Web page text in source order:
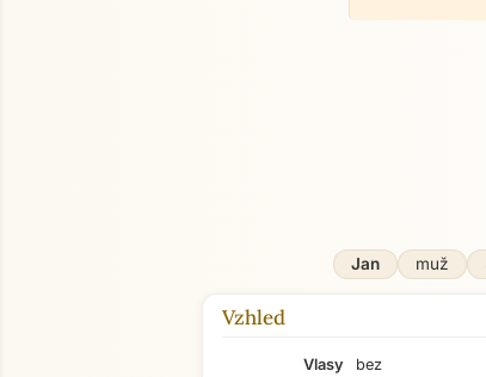
Jan muž
Vzhled
Vlasy
bez